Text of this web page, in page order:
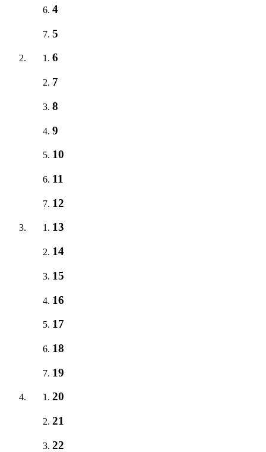
4
5
6
7
8
9
10
11
12
13
14
15
16
17
18
19
20
21
22